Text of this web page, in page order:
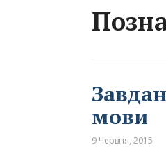
мови
9 Червня, 2015